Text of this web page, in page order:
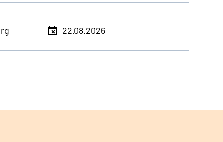
22.08.2026